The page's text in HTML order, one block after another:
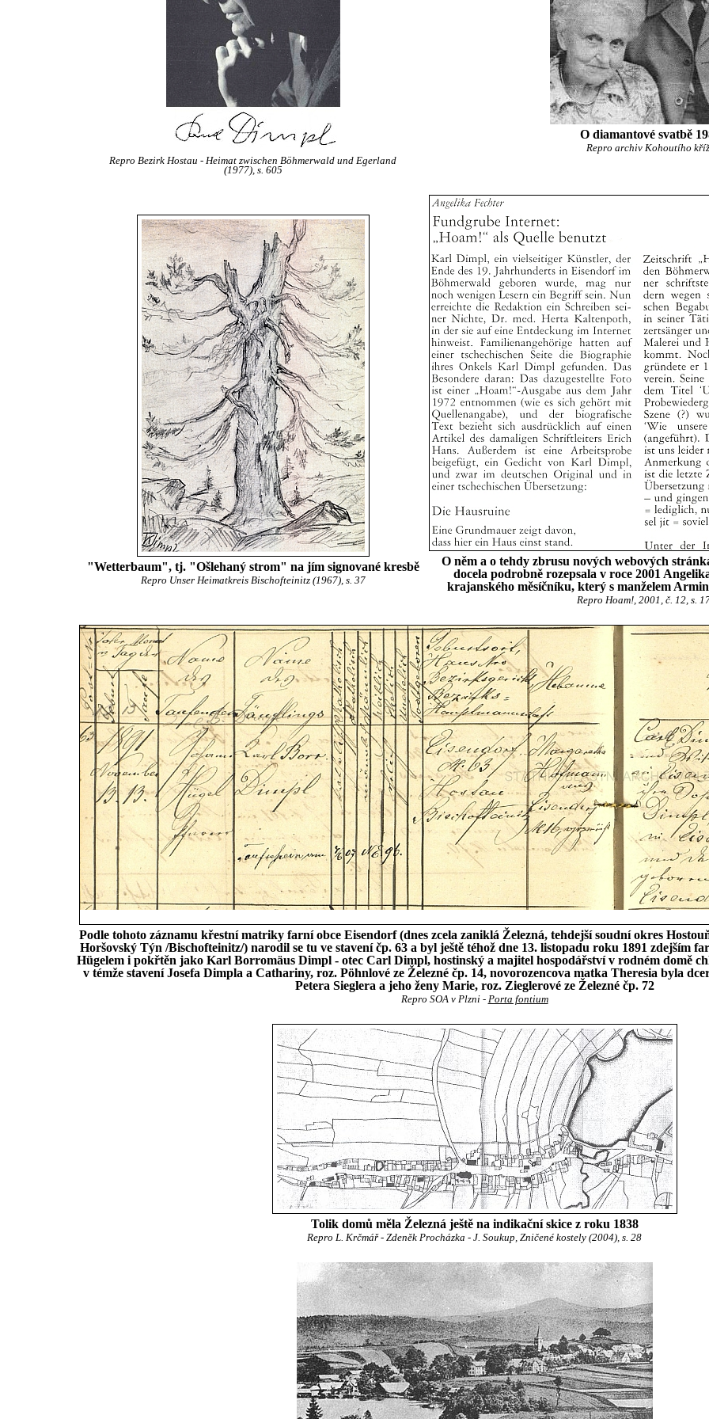
Repro Bezirk Hostau - Heimat zwischen Böhmerwald und Egerland
(1977), s. 605
O diamantové svatbě
Repro archiv Kohoutího
"Wetterbaum", tj. "Ošlehaný strom" na jím signované kresbě
Repro Unser Heimatkreis Bischofteinitz (1967), s. 37
O něm a o tehdy zbrusu nových webových
docela podrobně rozepsala v roce 2001
krajanského měsíčníku, který s manželem
Repro Hoam!, 2001, č. 12, s.
Podle tohoto záznamu křestní matriky farní obce Eisendorf (dnes zcela zaniklá Železná, tehdejší soudní okres
Horšovský Týn /Bischofteinitz/) narodil se tu ve stavení čp. 63 a byl ještě téhož dne 13. listopadu roku 1891 zdejším
Hügelem i pokřtěn jako Karl Borromäus Dimpl - otec Carl Dimpl, hostinský a majitel hospodářství v rodném domě
v témže stavení Josefa Dimpla a Cathariny, roz. Pöhnlové ze Železné čp. 14, novorozencova matka Theresia byla
Petera Sieglera a jeho ženy Marie, roz. Zieglerové ze Železné čp. 72
Repro SOA v Plzni - Porta fontium
Tolik domů měla Železná ještě na indikační skice z roku 1838
Repro L. Krčmář - Zdeněk Procházka - J. Soukup, Zničené kostely (2004), s. 28